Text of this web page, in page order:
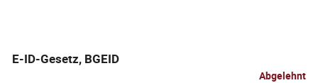
E-ID-Gesetz, BGEID
Abgelehnt